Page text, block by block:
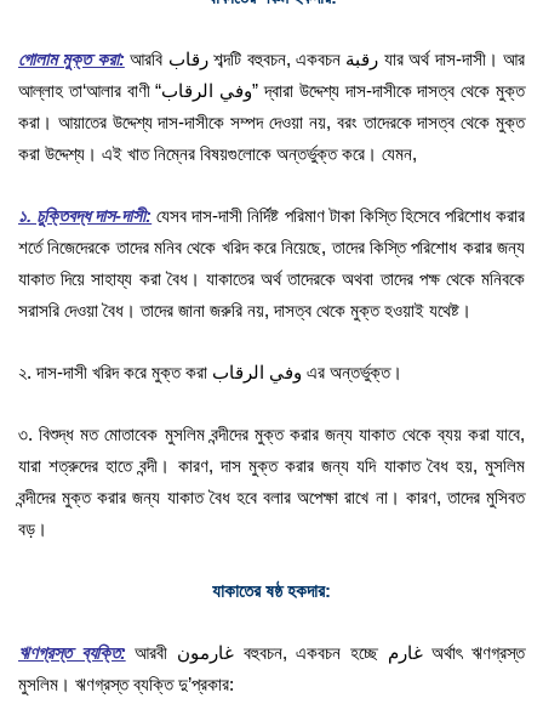
গোলাম মুক্ত করা:আরবি رقاب শব্দটি বহুবচন, একবচন رقبة যার অর্থ দাস-দাসী। আর
আল্লাহ তা‘আলার বাণী “وفي الرقاب” দ্বারা উদ্দেশ্য দাস-দাসীকে দাসত্ব থেকে মুক্ত
করা। আয়াতের উদ্দেশ্য দাস-দাসীকে সম্পদ দেওয়া নয়, বরং তাদেরকে দাসত্ব থেকে মুক্ত
করা উদ্দেশ্য। এই খাত নিম্নের বিষয়গুলোকে অন্তর্ভুক্ত করে। যেমন,
১. চুক্তিবদ্ধ দাস-দাসী: যেসব দাস-দাসী নির্দিষ্ট পরিমাণ টাকা কিস্তি হিসেবে পরিশোধ করার
শর্তে নিজেদেরকে তাদের মনিব থেকে খরিদ করে নিয়েছে, তাদের কিস্তি পরিশোধ করার জন্য
যাকাত দিয়ে সাহায্য করা বৈধ। যাকাতের অর্থ তাদেরকে অথবা তাদের পক্ষ থেকে মনিবকে
সরাসরি দেওয়া বৈধ। তাদের জানা জরুরি নয়, দাসত্ব থেকে মুক্ত হওয়াই যথেষ্ট।
২. দাস-দাসী খরিদ করে মুক্ত করা وفي الرقاب এর অন্তর্ভুক্ত।
৩. বিশুদ্ধ মত মোতাবেক মুসলিম বন্দীদের মুক্ত করার জন্য যাকাত থেকে ব্যয় করা যাবে,
যারা শত্রুদের হাতে বন্দী। কারণ, দাস মুক্ত করার জন্য যদি যাকাত বৈধ হয়, মুসলিম
বন্দীদের মুক্ত করার জন্য যাকাত বৈধ হবে বলার অপেক্ষা রাখে না। কারণ, তাদের মুসিবত
বড়।
যাকাতের ষষ্ঠ হকদার:
ঋণগ্রস্ত ব্যক্তি: আরবী غارمون বহুবচন, একবচন হচ্ছে غارم অর্থাৎ ঋণগ্রস্ত
মুসলিম। ঋণগ্রস্ত ব্যক্তি দু’প্রকার: